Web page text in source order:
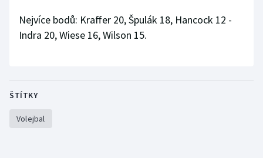
Nejvíce bodů: Kraffer 20, Špulák 18, Hancock 12 -
Indra 20, Wiese 16, Wilson 15.
ŠTÍTKY
Volejbal